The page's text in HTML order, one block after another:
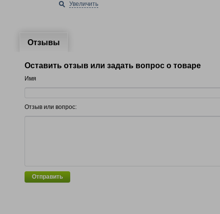
Увеличить
Отзывы
Оставить отзыв или задать вопрос о товаре
Имя
Отзыв или вопрос:
Отправить